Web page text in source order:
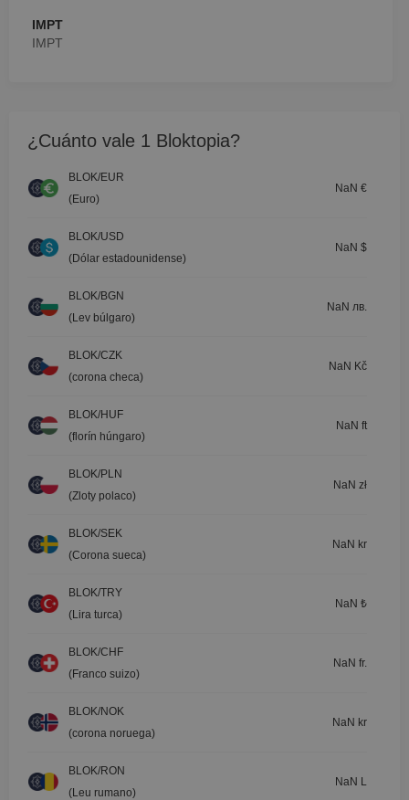
IMPT
IMPT
¿Cuánto vale 1 Bloktopia?
BLOK/EUR
(Euro)
NaN €
BLOK/USD
(Dólar estadounidense)
NaN $
BLOK/BGN
(Lev búlgaro)
NaN лв.
BLOK/CZK
(corona checa)
NaN Kč
BLOK/HUF
(florín húngaro)
NaN ft
BLOK/PLN
(Zloty polaco)
NaN zł
BLOK/SEK
(Corona sueca)
NaN kr
BLOK/TRY
(Lira turca)
NaN ₺
BLOK/CHF
(Franco suizo)
NaN fr.
BLOK/NOK
(corona noruega)
NaN kr
BLOK/RON
(Leu rumano)
NaN L